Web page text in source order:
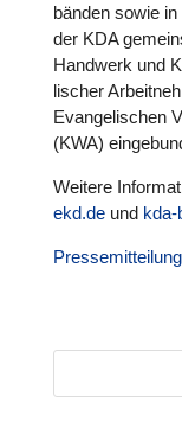
bän­den sowie
der KDA
Handwerk und
li­scher
Evan­ge­li­schen
(KWA)
Weitere
ekd.deund kda-
Pres­se­mit­tei­lung